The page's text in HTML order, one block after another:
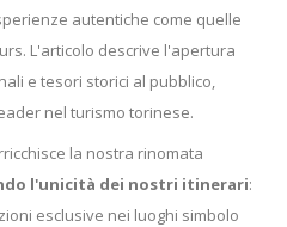
autentiche come quelle
L'articolo descrive l'apertura
e tesori storici al pubblico,
nel turismo torinese.
la nostra rinomata
l'unicità dei nostri itinerari:
esclusive nei luoghi simbolo